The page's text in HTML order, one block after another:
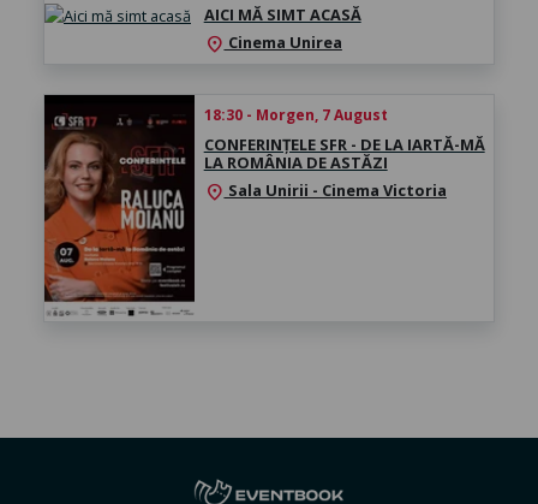
AICI MĂ SIMT ACASĂ
location_on Cinema Unirea
18:30 - Morgen, 7 August
CONFERINȚELE SFR - DE LA IARTĂ-MĂ
LA ROMÂNIA DE ASTĂZI
location_on Sala Unirii - Cinema Victoria